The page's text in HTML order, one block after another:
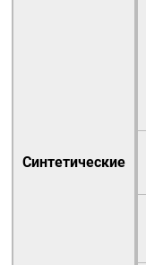
Синтетические